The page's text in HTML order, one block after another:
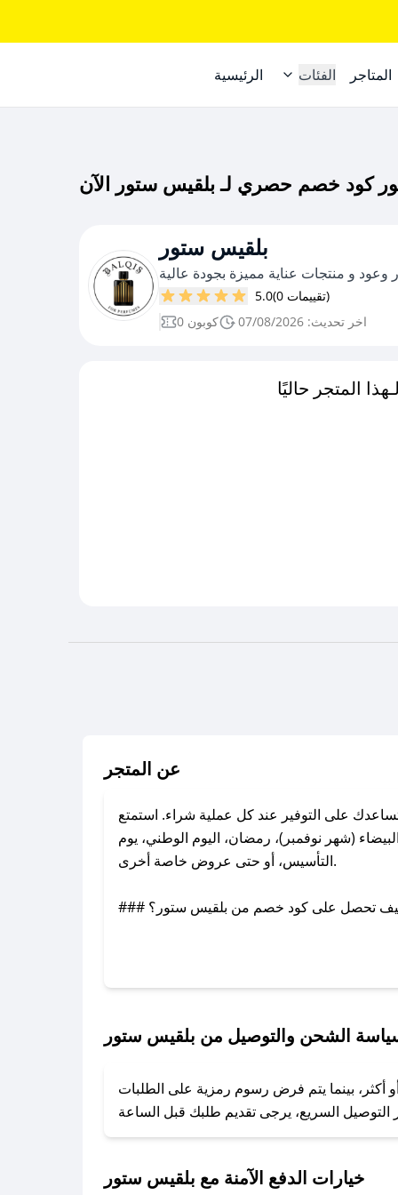
الرئيسية الفئات المتاجر
بلقيس ستور
و منتجات عناية مميزة بجودة عالية
5.0
(0 تقييمات)
0 كوبون
اخر تحديث: 07/08/2026
عن المتجر
على التوفير عند كل عملية شراء. استمتع
(شهر نوفمبر)، رمضان، اليوم الوطني، يوم
التأسيس، أو حتى عروض خاصة أخرى.
### كيف تحصل على كود خصم من بلقيس ستور؟
وسنقوم بحل المشكلة في أسرع وقت ممكن.
### ماذا أفعل إذا لم أجد كود خصم لمتجري المفضل؟
الشحن والتوصيل من بلقيس ستور
أكثر، بينما يتم فرض رسوم رمزية على الطلبات
خيارات الدفع الآمنة مع بلقيس ستور